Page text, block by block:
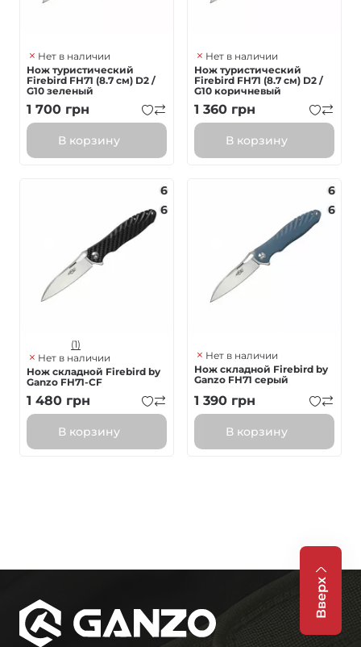
Нет в наличии
Нож туристический
Firebird FH71 (8.7 см) D2 /
G10 зеленый
1 700 грн
В корзину
Нет в наличии
Нож туристический
Firebird FH71 (8.7 см) D2 /
G10 коричневый
1 360 грн
В корзину
6
6
(1)
Нет в наличии
Нож складной Firebird by
Ganzo FH71-CF
1 480 грн
В корзину
6
6
Нет в наличии
Нож складной Firebird by
Ganzo FH71 серый
1 390 грн
В корзину
Вверх